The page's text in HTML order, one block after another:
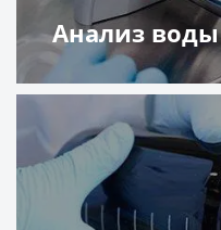
Анализ воды
Подробнее